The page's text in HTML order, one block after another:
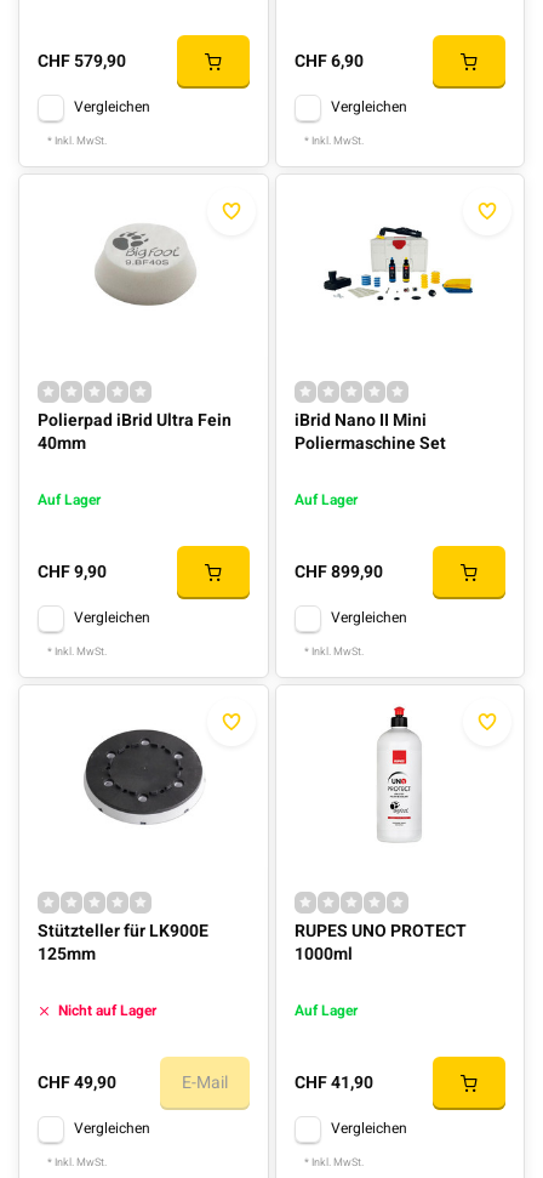
CHF 579,90
Vergleichen
* Inkl. MwSt.
CHF 6,90
Vergleichen
* Inkl. MwSt.
Polierpad iBrid Ultra Fein
40mm
Auf Lager
CHF 9,90
Vergleichen
* Inkl. MwSt.
iBrid Nano II Mini
Poliermaschine Set
Auf Lager
CHF 899,90
Vergleichen
* Inkl. MwSt.
Stützteller für LK900E
125mm
Nicht auf Lager
CHF 49,90 E-Mail
Vergleichen
* Inkl. MwSt.
RUPES UNO PROTECT
1000ml
Auf Lager
CHF 41,90
Vergleichen
* Inkl. MwSt.